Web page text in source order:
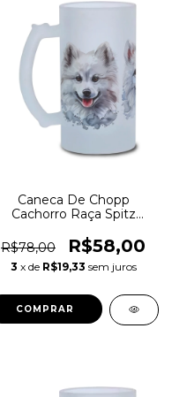
Caneca De Chopp
Cachorro Raça Spitz
R$78,00
R$58,00
3 x de R$19,33 sem juros